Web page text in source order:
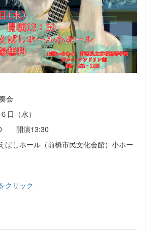
会
日（水）
演13:30
しホール（前橋市民文化会館）小ホー
クリック